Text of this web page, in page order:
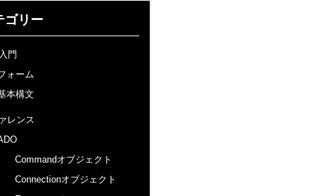
ゴリー
門
ォーム
本構文
レンス
Commandオブジェクト
Connectionオブジェクト